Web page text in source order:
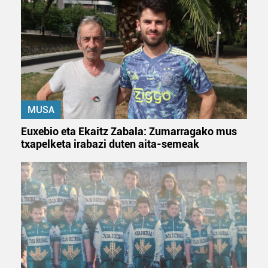
zerbitzuak hobetzeko asmoz, cookie teknologiaz
baliatzen gara. Ohar hau onartuz gero, teknologia hori
erabiltzeko baimen esplizitua ematen diguzu.Gehiago
irakurri
MUSA
Euxebio eta Ekaitz Zabala: Zumarragako mus
txapelketa irabazi duten aita-semeak